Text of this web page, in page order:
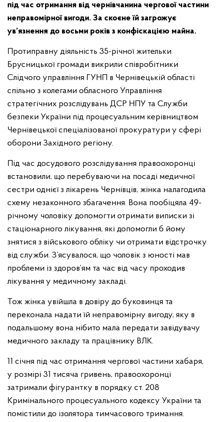
під час отримання від чернівчанина чергової частини
неправомірної вигоди. За скоєне їй загрожує
ув’язнення до восьми років з конфіскацією майна.
Протиправну діяльність 35-річної жительки
Брусницької громади викрили співробітники
Слідчого управління ГУНП в Чернівецькій області
спільно з колегами обласного Управління
стратегічних розслідувань ДСР НПУ та Служби
безпеки України під процесуальним керівництвом
Чернівецької спеціалізованої прокуратури у сфері
оборони Західного регіону.
Під час досудового розслідування правоохоронці
встановили, що перебуваючи на посаді медичної
сестри однієї з лікарень Чернівців, жінка налагодила
схему незаконного збагачення. Вона пообіцяла 49-
річному чоловіку допомогти отримати виписки зі
стаціонарного лікування, які допомогли б йому
знятися з військового обліку чи отримати відстрочку
від служби. З’ясувалося, що чоловік з юності мав
проблеми із здоров’ям та час від часу проходив
лікування у медичному закладі.
Тож жінка увійшла в довіру до буковинця та
переконала надати їй неправомірну вигоду, яку в
подальшому вона нібито мала передати завідувачу
медичного закладу та працівнику ВЛК.
11 січня під час отримання чергової частини хабаря,
у розмірі 31 тисяча гривень, правоохоронці
затримали фігурантку в порядку ст. 208
Кримінального процесуального кодексу України та
помістили до ізолятора тимчасового тримання.